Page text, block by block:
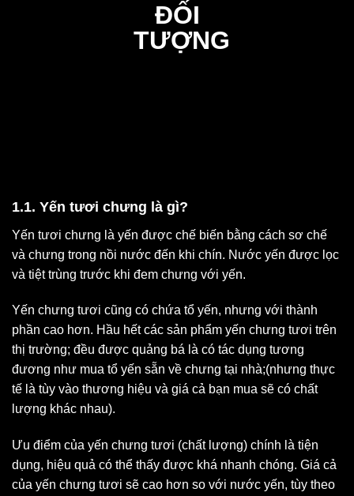
1.1. Yến tươi chưng là gì?
Yến tươi chưng là yến được chế biến bằng cách sơ chế
và chưng trong nồi nước đến khi chín. Nước yến được lọc
và tiệt trùng trước khi đem chưng với yến.
Yến chưng tươi cũng có chứa tổ yến, nhưng với thành
phần cao hơn. Hầu hết các sản phẩm yến chưng tươi trên
thị trường; đều được quảng bá là có tác dụng tương
đương như mua tổ yến sẵn về chưng tại nhà;(nhưng thực
tế là tùy vào thương hiệu và giá cả bạn mua sẽ có chất
lượng khác nhau).
Ưu điểm của yến chưng tươi (chất lượng) chính là tiện
dụng, hiệu quả có thể thấy được khá nhanh chóng. Giá cả
của yến chưng tươi sẽ cao hơn so với nước yến, tùy theo